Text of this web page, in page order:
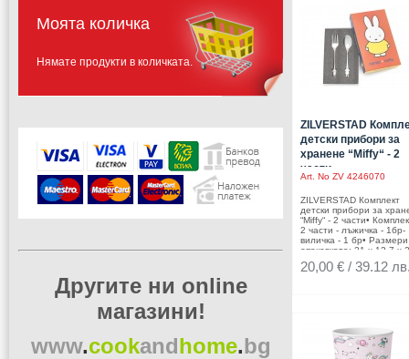
ZILVERSTAD
детски прибори за
хранене “Miffy“ - 2
части
Art. No ZV 4246070
ZILVERSTAD Комплект
детски прибори за
“Miffy“ - 2 части•
2 части - лъжичка - 1бр-
виличка - 1 бр• Размери
опаковката: 21 х 12,7 х
см• С декорация -
Предлага се в красива
Бранд: ZILVERSTAD
Производител:
Group / Нидерландия
20,00 € / 39.12
Моята количка
Нямате продукти в количката.
Другите ни online
магазини!
www.cookandhome.bg